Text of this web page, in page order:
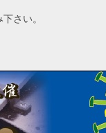
さい。